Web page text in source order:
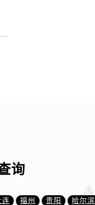
询
连 福州 贵阳 哈尔滨